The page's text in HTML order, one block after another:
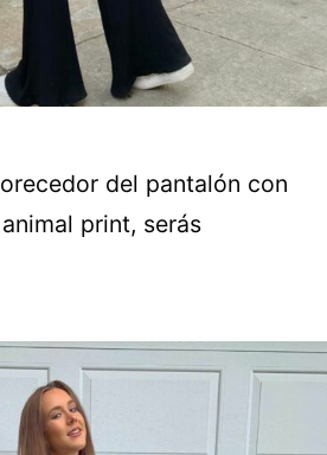
del pantalón con
print, serás